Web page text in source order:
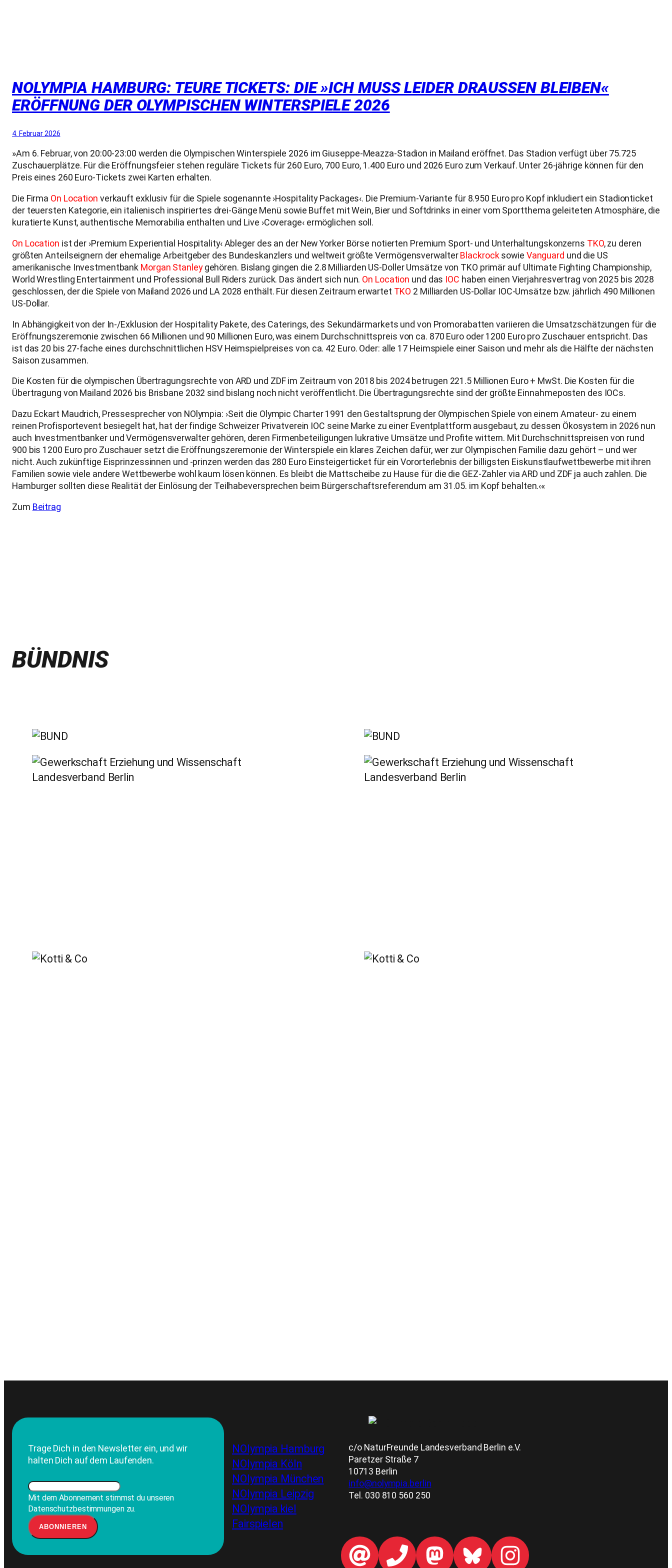
NOLYMPIA HAMBURG: TEURE TICKETS: DIE »ICH MUSS LEIDER DRAUSSEN BLEIBEN« E
RÖFFNUNG DER OLYMPISCHEN WINTERSPIELE 2026
4. Februar 2026
»Am 6. Februar, von 20:00-23:00 werden die Olympischen Winterspiele 2026 im Giuseppe-Meazza-Stadion in Mailand eröffnet. Das Stadion verfügt über 75.725
Zuschauerplätze. Für die Eröffnungsfeier stehen reguläre Tickets für 260 Euro, 700 Euro, 1.400 Euro und 2026 Euro zum Verkauf. Unter 26-jährige können für den
Preis eines 260 Euro-Tickets zwei Karten erhalten.
Die Firma On Location verkauft exklusiv für die Spiele sogenannte ›Hospitality Packages‹. Die Premium-Variante für 8.950 Euro pro Kopf inkludiert ein Stadionticket
der teuersten Kategorie, ein italienisch inspiriertes drei-Gänge Menü sowie Buffet mit Wein, Bier und Softdrinks in einer vom Sportthema geleiteten Atmosphäre, die
kuratierte Kunst, authentische Memorabilia enthalten und Live ›Coverage‹ ermöglichen soll.
On Location ist der ›Premium Experiential Hospitality‹ Ableger des an der New Yorker Börse notierten Premium Sport- und Unterhaltungskonzerns TKO, zu deren
größten Anteilseignern der ehemalige Arbeitgeber des Bundeskanzlers und weltweit größte VermögensverwalterBlackrock sowie Vanguard und die US
amerikanische Investmentbank Morgan Stanleygehören. Bislang gingen die 2.8 Milliarden US-Doller Umsätze von TKO primär auf Ultimate Fighting Championship,
World Wrestling Entertainment und Professional Bull Riders zurück. Das ändert sich nun. On Location und das IOC haben einen Vierjahresvertrag von 2025 bis 2028
geschlossen, der die Spiele von Mailand 2026 und LA 2028 enthält. Für diesen Zeitraum erwartet TKO 2 Milliarden US-Dollar IOC-Umsätze bzw. jährlich 490 Millionen
US-Dollar.
In Abhängigkeit von der In-/Exklusion der Hospitality Pakete, des Caterings, des Sekundärmarkets und von Promorabatten variieren die Umsatzschätzungen für die
Eröffnungszeremonie zwischen 66 Millionen und 90 Millionen Euro, was einem Durchschnittspreis von ca. 870 Euro oder 1200 Euro pro Zuschauer entspricht. Das
ist das 20 bis 27-fache eines durchschnittlichen HSV Heimspielpreises von ca. 42 Euro. Oder: alle 17 Heimspiele einer Saison und mehr als die Hälfte der nächsten
Saison zusammen.
Die Kosten für die olympischen Übertragungsrechte von ARD und ZDF im Zeitraum von 2018 bis 2024 betrugen 221.5 Millionen Euro + MwSt. Die Kosten für die
Übertragung von Mailand 2026 bis Brisbane 2032 sind bislang noch nicht veröffentlicht. Die Übertragungsrechte sind der größte Einnahmeposten des IOCs.
Dazu Eckart Maudrich, Pressesprecher von NOlympia: ›Seit die Olympic Charter 1991 den Gestaltsprung der Olympischen Spiele von einem Amateur- zu einem
reinen Profisportevent besiegelt hat, hat der findige Schweizer Privatverein IOC seine Marke zu einer Eventplattform ausgebaut, zu dessen Ökosystem in 2026 nun
auch Investmentbanker und Vermögensverwalter gehören, deren Firmenbeteiligungen lukrative Umsätze und Profite wittern. Mit Durchschnittspreisen von rund
900 bis 1200 Euro pro Zuschauer setzt die Eröffnungszeremonie der Winterspiele ein klares Zeichen dafür, wer zur Olympischen Familie dazu gehört – und wer
nicht. Auch zukünftige Eisprinzessinnen und -prinzen werden das 280 Euro Einsteigerticket für ein Vororterlebnis der billigsten Eiskunstlaufwettbewerbe mit ihren
Familien sowie viele andere Wettbewerbe wohl kaum lösen können. Es bleibt die Mattscheibe zu Hause für die die GEZ-Zahler via ARD und ZDF ja auch zahlen. Die
Hamburger sollten diese Realität der Einlösung der Teilhabeversprechen beim Bürgerschaftsreferendum am 31.05. im Kopf behalten.‹«
Zum Beitrag
BÜNDNIS
Trage Dich in den Newsletter ein, und wir
halten Dich auf dem Laufenden.
Mit dem Abonnement stimmst du unseren
Datenschutzbestimmungen zu.
NOlympia Hamburg
NOlympia Köln
NOlympia München
NOlympia Leipzig
NOlympia kiel
Fairspielen
c/o NaturFreunde Landesverband Berlin e.V.
Paretzer Straße 7
10713 Berlin
info@nolympia.berlin
Tel. 030 810 560 250